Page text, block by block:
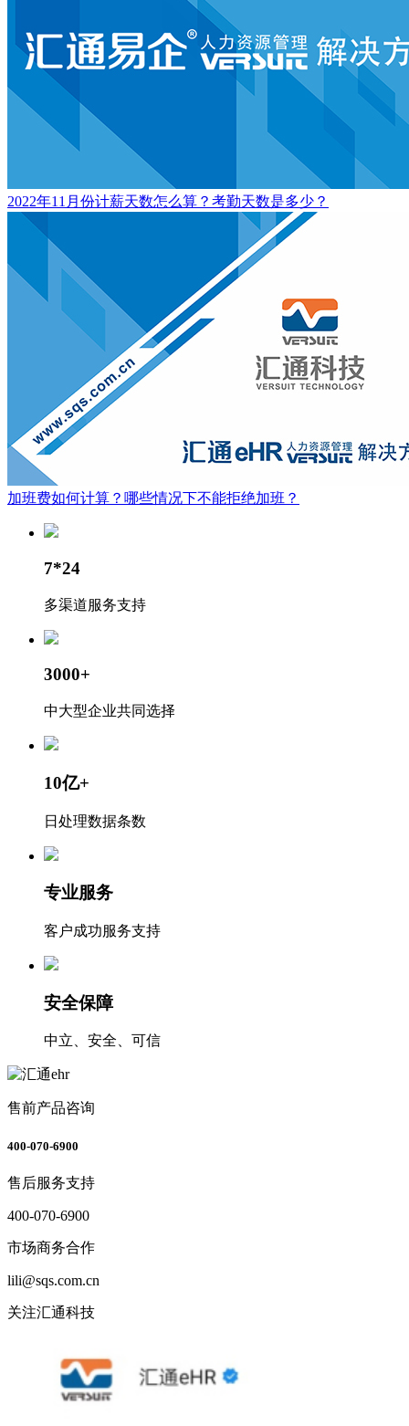
2022年11月份计薪天数怎么算？考勤天数是多少？
加班费如何计算？哪些情况下不能拒绝加班？
7*24
多渠道服务支持
3000+
中大型企业共同选择
10亿+
日处理数据条数
专业服务
客户成功服务支持
安全保障
中立、安全、可信
售前产品咨询
400-070-6900
售后服务支持
400-070-6900
市场商务合作
lili@sqs.com.cn
关注汇通科技